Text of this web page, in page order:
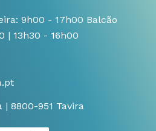
9h00 - 17h00 Balcão
| 13h30 - 16h00
| 8800-951 Tavira